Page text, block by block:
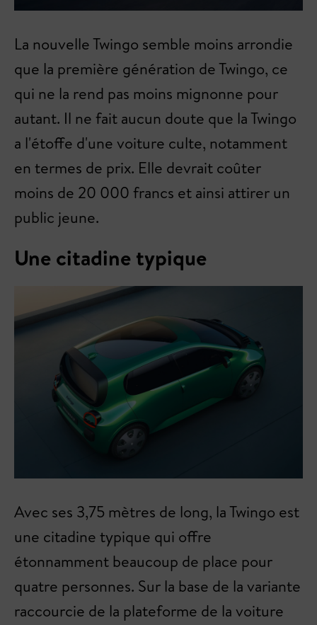
La nouvelle Twingo semble moins arrondie
que la première génération de Twingo, ce
qui ne la rend pas moins mignonne pour
autant. Il ne fait aucun doute que la Twingo
a l'étoffe d'une voiture culte, notamment
en termes de prix. Elle devrait coûter
moins de 20 000 francs et ainsi attirer un
public jeune.
Une citadine typique
Avec ses 3,75 mètres de long, la Twingo est
une citadine typique qui offre
étonnamment beaucoup de place pour
quatre personnes. Sur la base de la variante
raccourcie de la plateforme de la voiture